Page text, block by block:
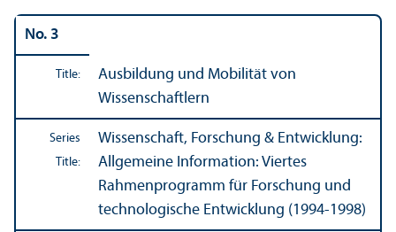
No. 3
Title:
Ausbildung und Mobilität von
Wissenschaftlern
Series
Title:
Wissenschaft, Forschung & Entwicklung:
Allgemeine Information: Viertes
Rahmenprogramm für Forschung und
technologische Entwicklung (1994-1998)